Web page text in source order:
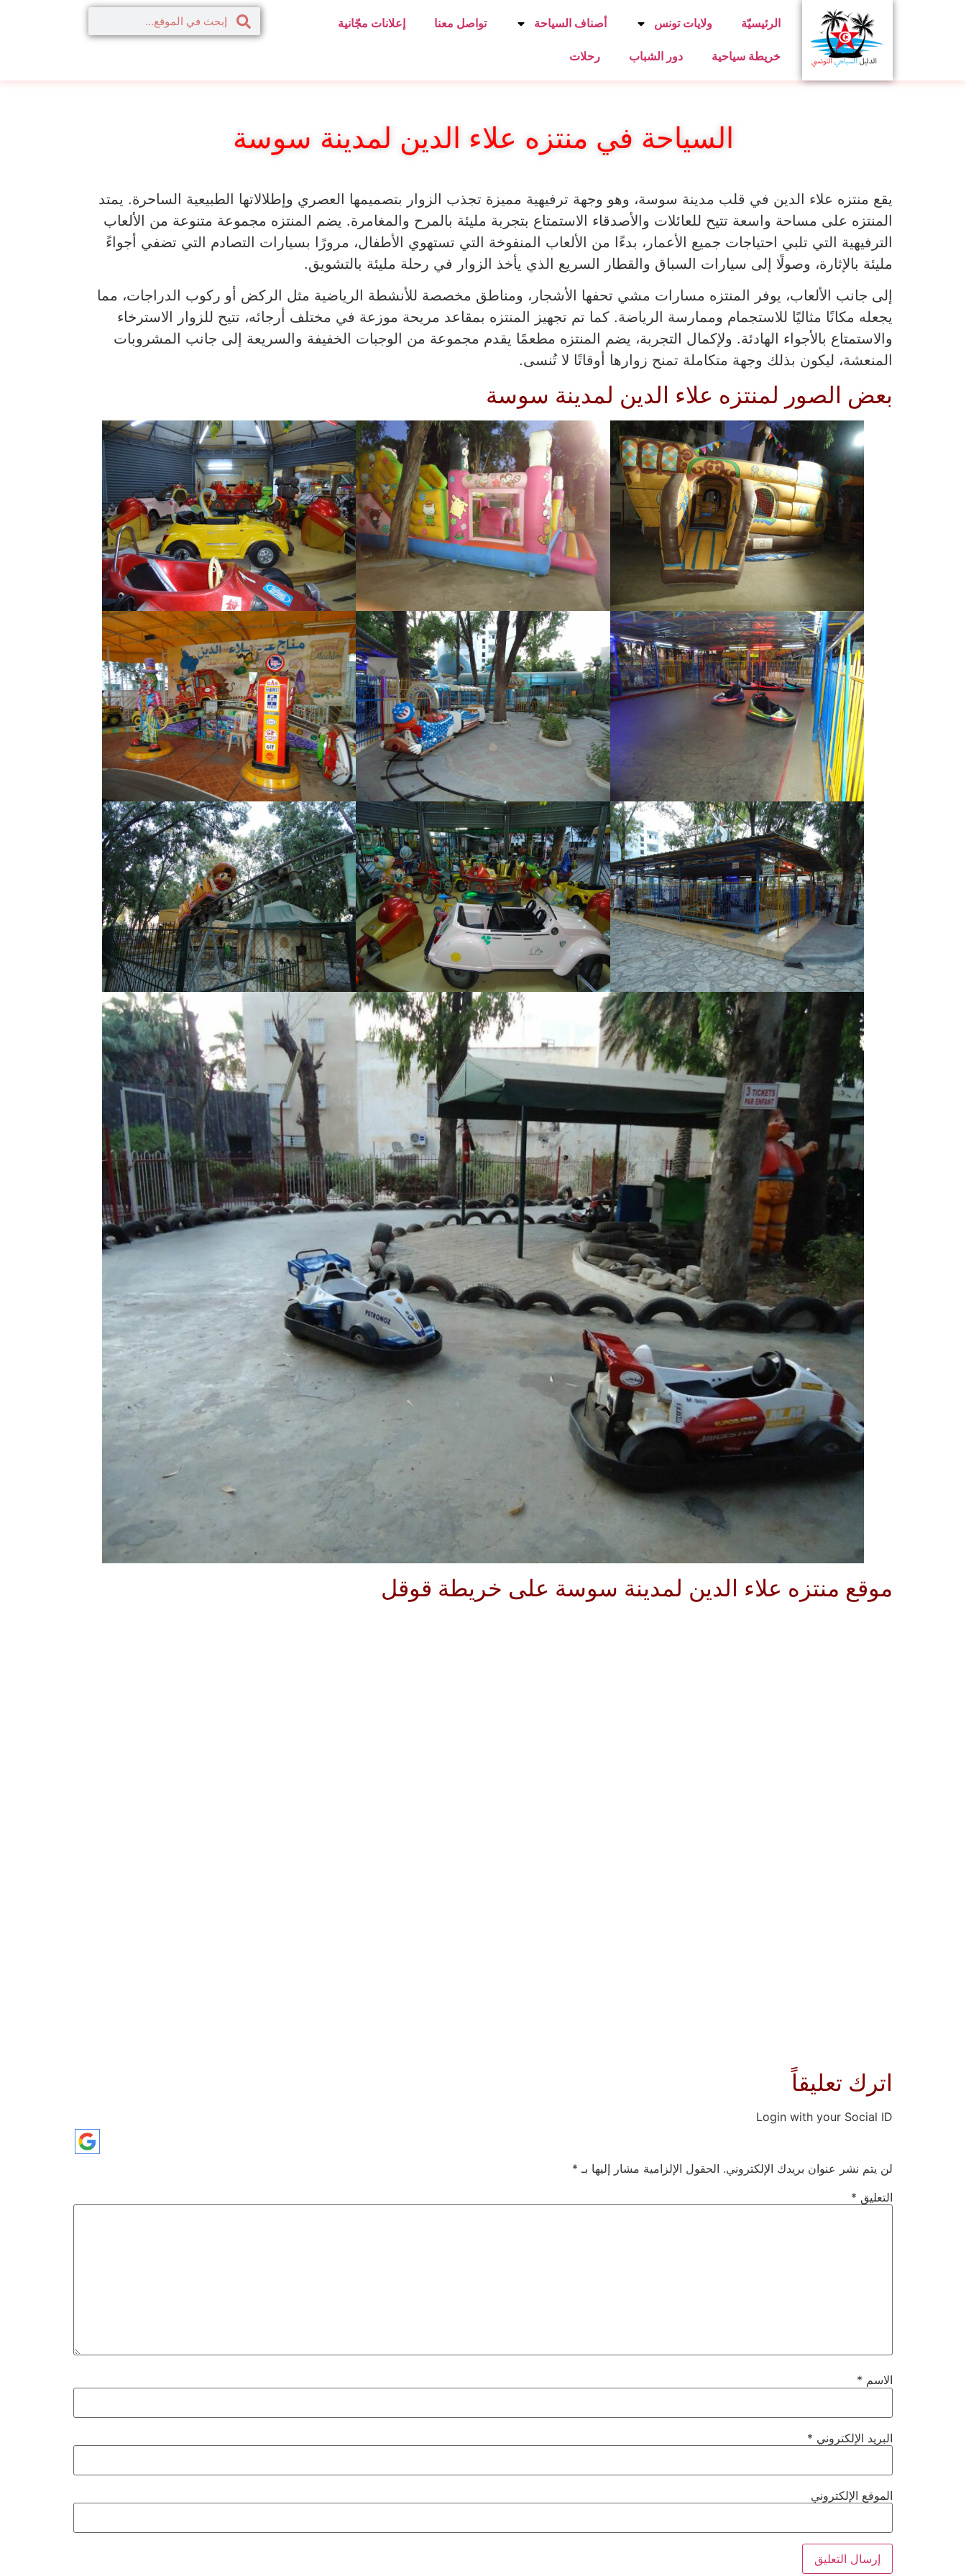
الرئيسيّة ولايات تونس أصناف السياحة تواصل معنا إعلانات مجّانية
خريطة سياحية دور الشباب رحلات
السياحة في منتزه علاء الدين لمدينة سوسة
يقع منتزه علاء الدين في قلب مدينة سوسة، وهو وجهة ترفيهية مميزة تجذب الزوار بتصميمها العصري وإطلالاتها الطبيعية الساحرة. يمتد
المنتزه على مساحة واسعة تتيح للعائلات والأصدقاء الاستمتاع بتجربة مليئة بالمرح والمغامرة. يضم المنتزه مجموعة متنوعة من الألعاب
الترفيهية التي تلبي احتياجات جميع الأعمار، بدءًا من الألعاب المنفوخة التي تستهوي الأطفال، مرورًا بسيارات التصادم التي تضفي أجواءً
مليئة بالإثارة، وصولًا إلى سيارات السباق والقطار السريع الذي يأخذ الزوار في رحلة مليئة بالتشويق.
إلى جانب الألعاب، يوفر المنتزه مسارات مشي تحفها الأشجار، ومناطق مخصصة للأنشطة الرياضية مثل الركض أو ركوب الدراجات، مما
يجعله مكانًا مثاليًا للاستجمام وممارسة الرياضة. كما تم تجهيز المنتزه بمقاعد مريحة موزعة في مختلف أرجائه، تتيح للزوار الاسترخاء
والاستمتاع بالأجواء الهادئة. ولإكمال التجربة، يضم المنتزه مطعمًا يقدم مجموعة من الوجبات الخفيفة والسريعة إلى جانب المشروبات
المنعشة، ليكون بذلك وجهة متكاملة تمنح زوارها أوقاتًا لا تُنسى.
بعض الصور لمنتزه علاء الدين لمدينة سوسة
موقع منتزه علاء الدين لمدينة سوسة على خريطة قوقل
اترك تعليقاً
Login with your Social ID
لن يتم نشر عنوان بريدك الإلكتروني. الحقول الإلزامية مشار إليها بـ *
التعليق *
الاسم *
البريد الإلكتروني *
الموقع الإلكتروني